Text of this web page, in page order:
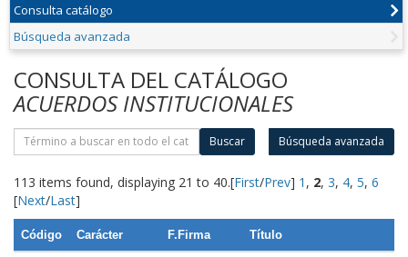
Consulta catálogo
Búsqueda avanzada
CONSULTA DEL CATÁLOGO
ACUERDOS INSTITUCIONALES
Buscar Búsqueda avanzada
113 items found, displaying 21 to 40.[First/Prev] 1 , 2, 3, 4, 5, 6
[Next/Last]
Código Carácter F.Firma Título